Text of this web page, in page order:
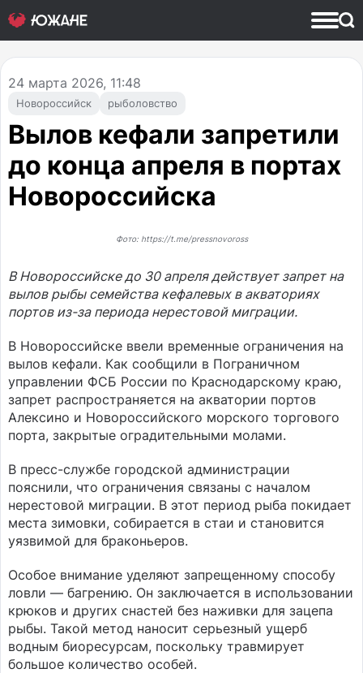
Новороссийск рыболовство
24 марта 2026, 11:48
Вылов кефали запретили
до конца апреля в портах
Новороссийска
Фото: https://t.me/pressnovoross
В Новороссийске до 30 апреля действует запрет на
вылов рыбы семейства кефалевых в акваториях
портов из-за периода нерестовой миграции.
В Новороссийске ввели временные ограничения на
вылов кефали. Как сообщили в Пограничном
управлении ФСБ России по Краснодарскому краю,
запрет распространяется на акватории портов
Алексино и Новороссийского морского торгового
порта, закрытые оградительными молами.
В пресс-службе городской администрации
пояснили, что ограничения связаны с началом
нерестовой миграции. В этот период рыба покидает
места зимовки, собирается в стаи и становится
уязвимой для браконьеров.
Особое внимание уделяют запрещенному способу
ловли — багрению. Он заключается в использовании
крюков и других снастей без наживки для зацепа
рыбы. Такой метод наносит серьезный ущерб
водным биоресурсам, поскольку травмирует
большое количество особей.